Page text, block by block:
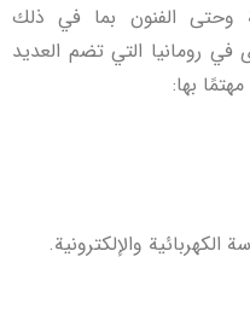
وحتى الفنون بما في ذلك
في رومانيا التي تضم العديد
بها:
الكهربائية والإلكترونية.